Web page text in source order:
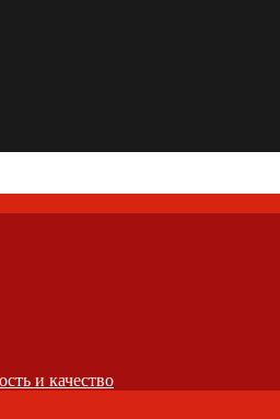
и качество